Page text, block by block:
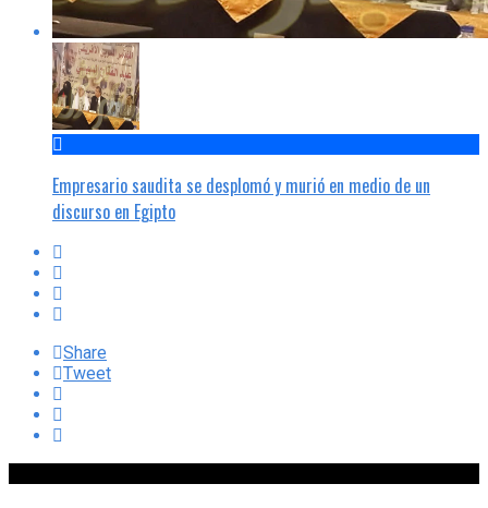
Empresario saudita se desplomó y murió en medio de un
discurso en Egipto
Share
Tweet